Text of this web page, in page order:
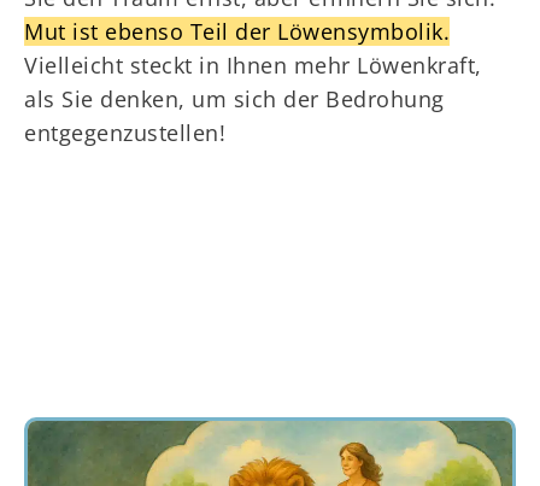
Mut ist ebenso Teil der Löwensymbolik.
Vielleicht steckt in Ihnen mehr Löwenkraft,
als Sie denken, um sich der Bedrohung
entgegenzustellen!